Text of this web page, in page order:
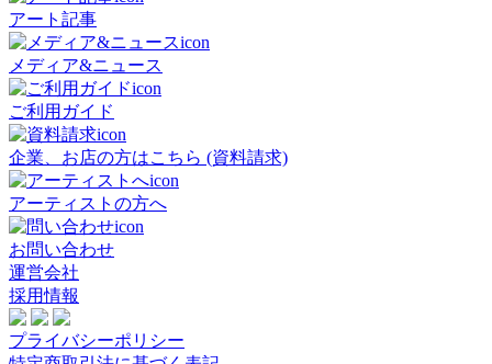
アート記事
メディア&ニュース
ご利用ガイド
企業、お店の方はこちら (資料請求)
アーティストの方へ
お問い合わせ
運営会社
採用情報
プライバシーポリシー